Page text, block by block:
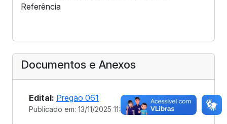
Referência
Documentos e Anexos
Edital: Pregão 061
Publicado em: 13/11/2025 11:38